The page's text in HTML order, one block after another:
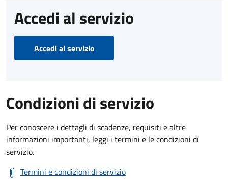
Accedi al servizio
Accedi al servizio
Condizioni di servizio
Per conoscere i dettagli di scadenze, requisiti e altre
informazioni importanti, leggi i termini e le condizioni di
servizio.
Termini e condizioni di servizio